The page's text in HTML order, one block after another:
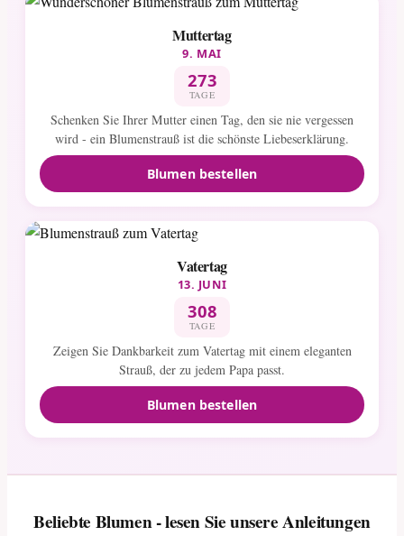
Muttertag
9. MAI
273
TAGE
Schenken Sie Ihrer Mutter einen Tag, den sie nie vergessen
wird - ein Blumenstrauß ist die schönste Liebeserklärung.
Blumen bestellen
Vatertag
13. JUNI
308
TAGE
Zeigen Sie Dankbarkeit zum Vatertag mit einem eleganten
Strauß, der zu jedem Papa passt.
Blumen bestellen
Beliebte Blumen - lesen Sie unsere Anleitungen